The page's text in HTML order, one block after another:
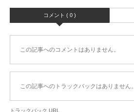
コメント ( 0 )
この記事へのコメントはありません。
この記事へのトラックバックはありません。
トラックバック URL